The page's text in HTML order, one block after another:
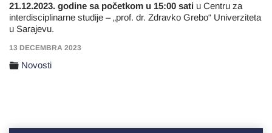
21.12.2023. godine sa početkom u 15:00 sati u Centru za
interdisciplinarne studije – „prof. dr. Zdravko Grebo“ Univerziteta
u Sarajevu.
13 DECEMBRA 2023
Novosti